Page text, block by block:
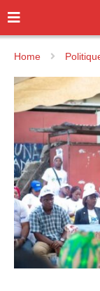
Home